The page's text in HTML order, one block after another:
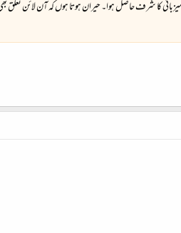
کا شرف حاصل ہوا۔ حیران ہوتا ہوں کہ آن لائن تعلق